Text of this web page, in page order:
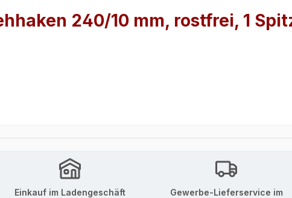
240/10 mm, rostfrei, 1
Einkauf im Ladengeschäft
Gewerbe-Lieferservice im